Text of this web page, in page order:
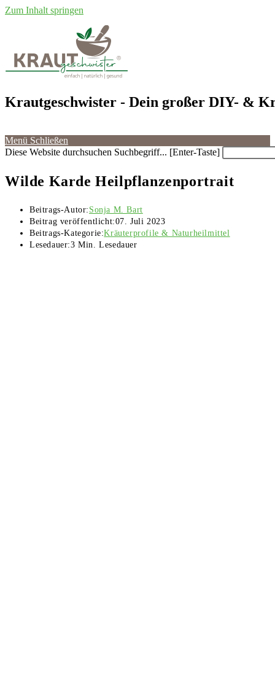
Zum Inhalt springen
Krautgeschwister - Dein großer DIY- &
Menü Schließen
Diese Website durchsuchen Suchbegriff... [Enter-Taste]
Wilde Karde Heilpflanzenportrait
Beitrags-Autor: Sonja M. Bart
Beitrag veröffentlicht:07. Juli 2023
Beitrags-Kategorie:Kräuterprofile & Naturheilmittel
Lesedauer:3 Min. Lesedauer